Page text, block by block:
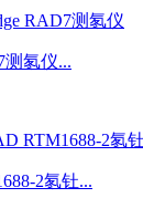
测氡仪...
2氡钍...